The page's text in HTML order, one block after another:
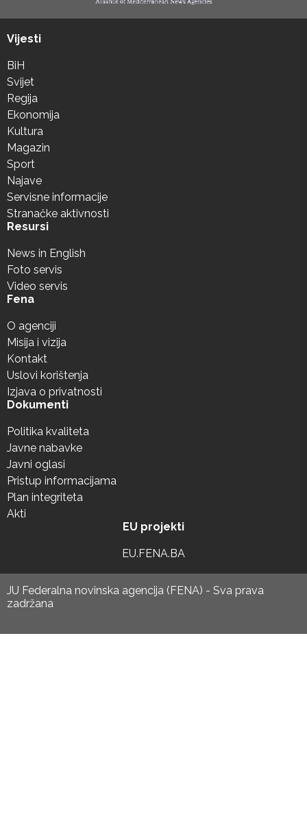
Vijesti
BiH
Svijet
Regija
Ekonomija
Kultura
Magazin
Sport
Najave
Servisne informacije
Stranačke aktivnosti
Resursi
News in English
Foto servis
Video servis
Fena
O agenciji
Misija i vizija
Kontakt
Uslovi korištenja
Izjava o privatnosti
Dokumenti
Politika kvaliteta
Javne nabavke
Javni oglasi
Pristup informacijama
Plan integriteta
Akti
EU projekti
EU.FENA.BA
JU Federalna novinska agencija (FENA) - Sva prava
zadržana